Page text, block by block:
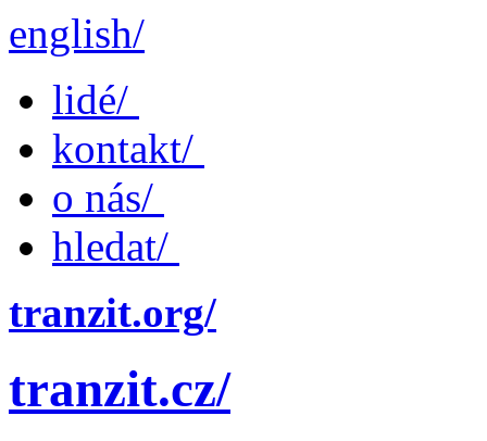
english/
lidé/
kontakt/
o nás/
hledat/
tranzit.org/
tranzit.cz/